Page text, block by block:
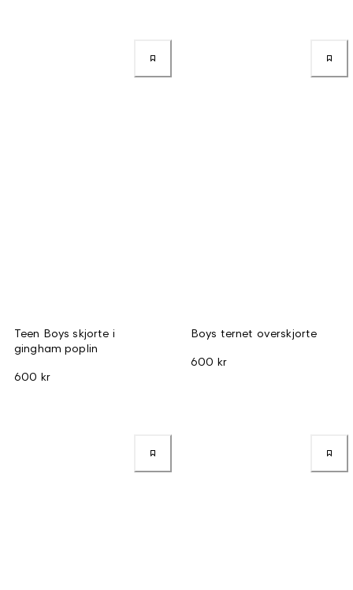
Teen Boys skjorte i
gingham poplin
600 kr
Boys ternet overskjorte
600 kr